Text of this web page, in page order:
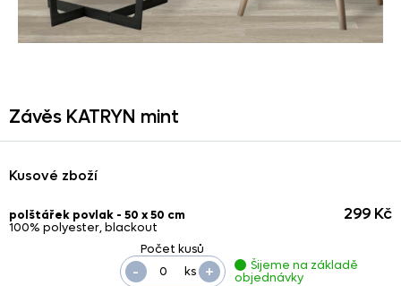
Závěs KATRYN mint
Kusové zboží
polštářek povlak - 50 x 50 cm
100% polyester, blackout
ks +
-
299 Kč
Šijeme na základě
objednávky